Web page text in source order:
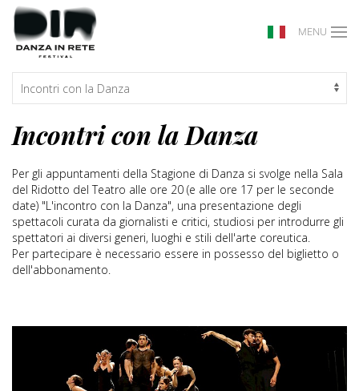
MENU
Incontri con la Danza
Per gli appuntamenti della Stagione di Danza si svolge nella Sala
del Ridotto del Teatro alle ore 20 (e alle ore 17 per le seconde
date) "L'incontro con la Danza", una presentazione degli
spettacoli curata da giornalisti e critici, studiosi per introdurre gli
spettatori ai diversi generi, luoghi e stili dell'arte coreutica.
Per partecipare è necessario essere in possesso del biglietto o
dell'abbonamento.